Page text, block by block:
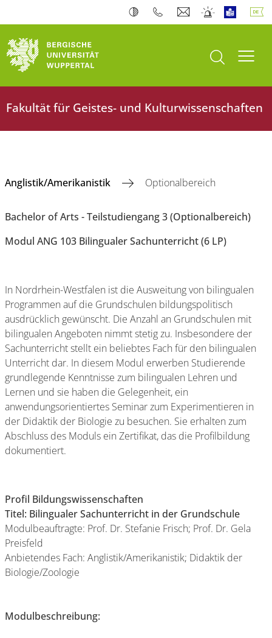
Suche öffnen
Fakultät für Geistes- und Kulturwissenschaften
Anglistik/Amerikanistik Optionalbereich
Bachelor of Arts - Teilstudiengang 3 (Optionalbereich)
Modul ANG 103 Bilingualer Sachunterricht (6 LP)
In Nordrhein-Westfalen ist die Ausweitung von bilingualen
Programmen auf die Grundschulen bildungspolitisch
ausdrücklich gewünscht. Die Anzahl an Grundschulen mit
bilingualen Angeboten nimmt stetig zu. Insbesondere der
Sachunterricht stellt ein beliebtes Fach für den bilingualen
Unterricht dar. In diesem Modul erwerben Studierende
grundlegende Kenntnisse zum bilingualen Lehren und
Lernen und sie haben die Gelegenheit, ein
anwendungsorientiertes Seminar zum Experimentieren in
der Didaktik der Biologie zu besuchen. Sie erhalten zum
Abschluss des Moduls ein Zertifikat, das die Profilbildung
dokumentiert.
Profil Bildungswissenschaften
Titel: Bilingualer Sachunterricht in der Grundschule
Modulbeauftragte: Prof. Dr. Stefanie Frisch; Prof. Dr. Gela
Preisfeld
Anbietendes Fach: Anglistik/Amerikanistik; Didaktik der
Biologie/Zoologie
Modulbeschreibung: